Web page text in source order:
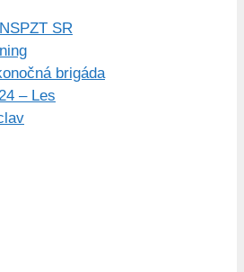
SR
brigáda
– Les